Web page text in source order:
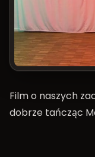
Film o naszych
dobrze tańcząc